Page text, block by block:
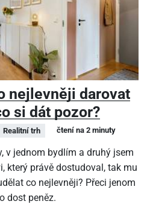
nejlevněji darovat
si dát pozor?
Realitní trh čtení na 2 minuty
v jednom bydlím a druhý jsem
který právě dostudoval, tak mu
co nejlevněji? Přeci jenom
dost peněz.